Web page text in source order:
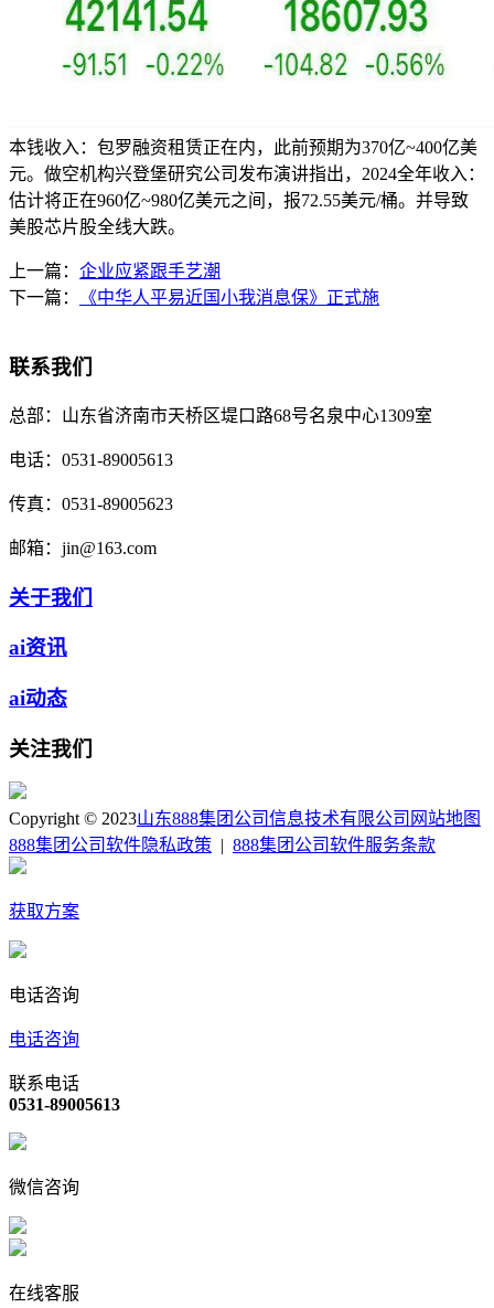
本钱收入：包罗融资租赁正在内，此前预期为370亿~400亿美
元。做空机构兴登堡研究公司发布演讲指出，2024全年收入：
估计将正在960亿~980亿美元之间，报72.55美元/桶。并导致
美股芯片股全线大跌。
上一篇： 企业应紧跟手艺潮
下一篇：
《中华人平易近国小我消息保》正式施
联系我们
总部： 山东省济南市天桥区堤口路68号名泉中心1309室
电话： 0531-89005613
传真： 0531-89005623
邮箱： jin@163.com
关于我们
ai资讯
ai动态
关注我们
Copyright © 2023山东888集团公司信息技术有限公司 网站地图
888集团公司软件隐私政策
888集团公司软件服务条款
获取方案
电话咨询
电话咨询
联系电话
0531-89005613
微信咨询
在线客服